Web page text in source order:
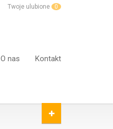
Twoje ulubione 0
O nas Kontakt